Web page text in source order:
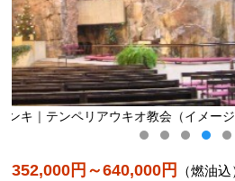
） ヘルシンキ｜
352,000円～640,000円 （燃油込